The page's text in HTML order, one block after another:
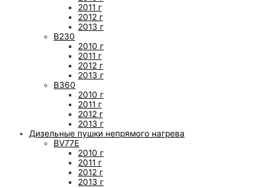
2011 г
2012 г
2013 г
B230
2010 г
2011 г
2012 г
2013 г
B360
2010 г
2011 г
2012 г
2013 г
Дизельные пушки непрямого нагрева
BV77E
2010 г
2011 г
2012 г
2013 г